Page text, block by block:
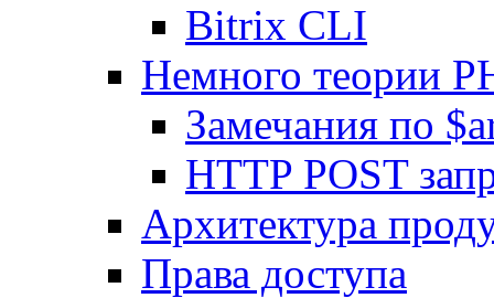
Bitrix CLI
Немного теории
Замечания по
HTTP POST
Архитектура
Права доступа